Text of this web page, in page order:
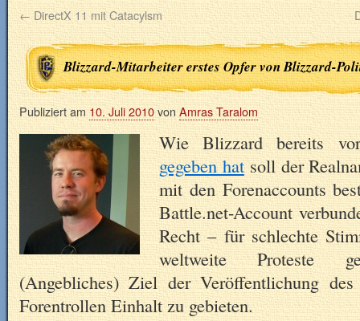
← DirectX 11 mit Catacylsm
Blizzard-Mitarbeiter erstes Opfer von Blizzard-
Publiziert am 10. Juli 2010vonAmras Taralom
Wie Blizzard bereits
gegeben hatsoll der
mit den Forenaccounts
Battle.net-Account
Recht – für schlechte
weltweite Proteste
(Angebliches) Ziel der Veröffentlichung
Forentrollen Einhalt zu gebieten.